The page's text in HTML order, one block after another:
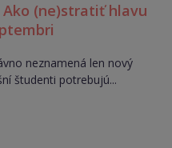
Ako (ne)stratiť hlavu
neznamená len nový
študenti potrebujú...